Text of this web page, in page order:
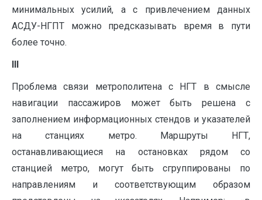
минимальных усилий, а с привлечением данных
АСДУ-НГПТ можно предсказывать время в пути
более точно.
Проблема связи метрополитена с НГТ в смысле
навигации пассажиров может быть решена с
заполнением информационных стендов и указателей
на станциях метро. Маршруты НГТ,
останавливающиеся на остановках рядом со
станцией метро, могут быть сгруппированы по
направлениям и соответствующим образом